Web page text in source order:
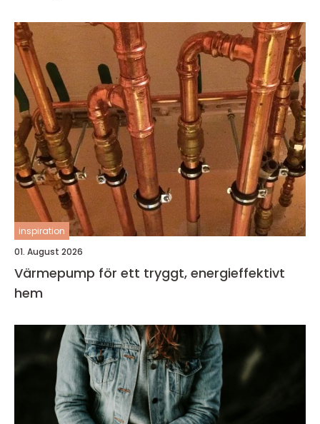
inspiration
01. August 2026
Värmepump för ett tryggt, energieffektivt
hem